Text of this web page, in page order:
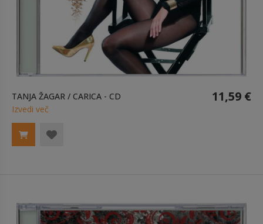
TANJA ŽAGAR / CARICA - CD 11,59 €
Izvedi več